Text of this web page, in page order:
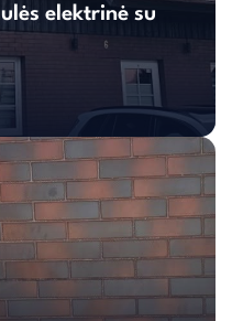
elektrinė su